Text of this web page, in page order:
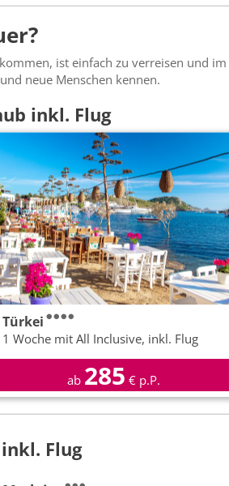
ist einfach zu verreisen und im
neue Menschen kennen.
inkl. Flug
Türkei
1 Woche mit All Inclusive, inkl. Flug
ab 285 € p.P.
Flug